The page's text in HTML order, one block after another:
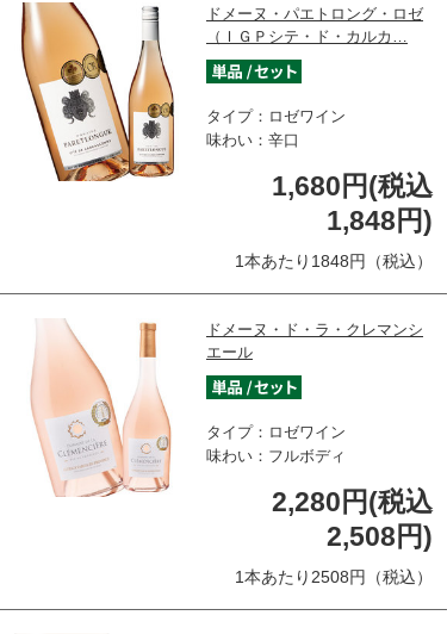
ドメーヌ・パエトロング・ロゼ
（ＩＧＰシテ・ド・カルカ…
タイプ：ロゼワイン
味わい：辛口
1,680円(税込
1,848円)
1本あたり1848円（税込）
ドメーヌ・ド・ラ・クレマンシ
エール
タイプ：ロゼワイン
味わい：フルボディ
2,280円(税込
2,508円)
1本あたり2508円（税込）